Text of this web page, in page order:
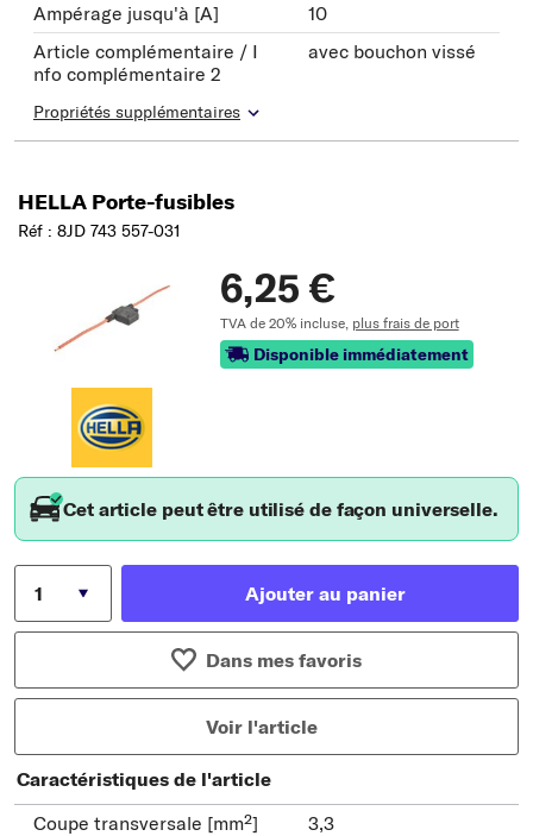
Ampérage jusqu'à [A]
10
Article complémentaire / I
nfo complémentaire 2
avec bouchon vissé
Propriétés supplémentaires
HELLA Porte-fusibles
Réf : 8JD 743 557-031
6,25 €
TVA de 20% incluse, plus frais de port
Disponible immédiatement
Cet article peut être utilisé de façon universelle.
Ajouter au panier
Dans mes favoris
Voir l'article
Caractéristiques de l'article
Coupe transversale [mm²]
3,3